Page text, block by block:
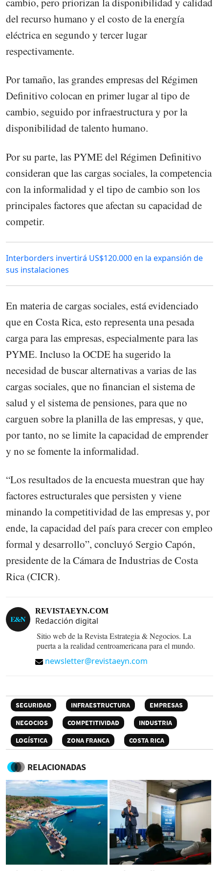
del recurso humano y el costo de la energía
eléctrica en segundo y tercer lugar
respectivamente.
Por tamaño, las grandes empresas del Régimen
Definitivo colocan en primer lugar al tipo de
cambio, seguido por infraestructura y por la
disponibilidad de talento humano.
Por su parte, las PYME del Régimen Definitivo
consideran que las cargas sociales, la competencia
con la informalidad y el tipo de cambio son los
principales factores que afectan su capacidad de
competir.
Interborders invertirá US$120.000 en la expansión de
sus instalaciones
En materia de cargas sociales, está evidenciado
que en Costa Rica, esto representa una pesada
carga para las empresas, especialmente para las
PYME. Incluso la OCDE ha sugerido la
necesidad de buscar alternativas a varias de las
cargas sociales, que no financian el sistema de
salud y el sistema de pensiones, para que no
carguen sobre la planilla de las empresas, y que,
por tanto, no se limite la capacidad de emprender
y no se fomente la informalidad.
“Los resultados de la encuesta muestran que hay
factores estructurales que persisten y viene
minando la competitividad de las empresas y, por
ende, la capacidad del país para crecer con empleo
formal y desarrollo”, concluyó Sergio Capón,
presidente de la Cámara de Industrias de Costa
Rica (CICR).
REVISTAEYN.COM
Redacción digital
Sitio web de la Revista Estrategia & Negocios. La
puerta a la realidad centroamericana para el mundo.
newsletter@revistaeyn.com
SEGURIDAD INFRAESTRUCTURA
EMPRESAS
NEGOCIOS
COMPETITIVIDAD
INDUSTRIA
LOGÍSTICA
ZONA FRANCA COSTA RICA
RELACIONADAS